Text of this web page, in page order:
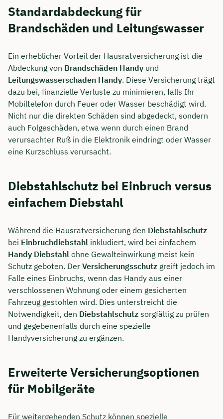
Standardabdeckung für
Brandschäden und Leitungswasser
Ein erheblicher Vorteil der Hausratversicherung ist die
Abdeckung von Brandschäden Handy und
Leitungswasserschaden Handy. Diese Versicherung trägt
dazu bei, finanzielle Verluste zu minimieren, falls Ihr
Mobiltelefon durch Feuer oder Wasser beschädigt wird.
Nicht nur die direkten Schäden sind abgedeckt, sondern
auch Folgeschäden, etwa wenn durch einen Brand
verursachter Ruß in die Elektronik eindringt oder Wasser
eine Kurzschluss verursacht.
Diebstahlschutz bei Einbruch versus
einfachem Diebstahl
Während die Hausratversicherung den Diebstahlschutz
bei Einbruchdiebstahl inkludiert, wird bei einfachem
Handy Diebstahl ohne Gewalteinwirkung meist kein
Schutz geboten. Der Versicherungsschutz greift jedoch im
Falle eines Einbruchs, wenn das Handy aus einer
verschlossenen Wohnung oder einem gesicherten
Fahrzeug gestohlen wird. Dies unterstreicht die
Notwendigkeit, den Diebstahlschutz sorgfältig zu prüfen
und gegebenenfalls durch eine spezielle
Handyversicherung zu ergänzen.
Erweiterte Versicherungsoptionen
für Mobilgeräte
Für weitergehenden Schutz können spezielle
Beratungsgespräch mit Jonas
Ubben sichern 🤝